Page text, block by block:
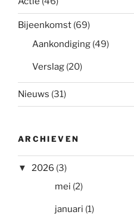
Bijeenkomst (69)
Aankondiging (49)
Verslag (20)
Nieuws (31)
ARCHIEVEN
2026 (3)
mei (2)
januari (1)